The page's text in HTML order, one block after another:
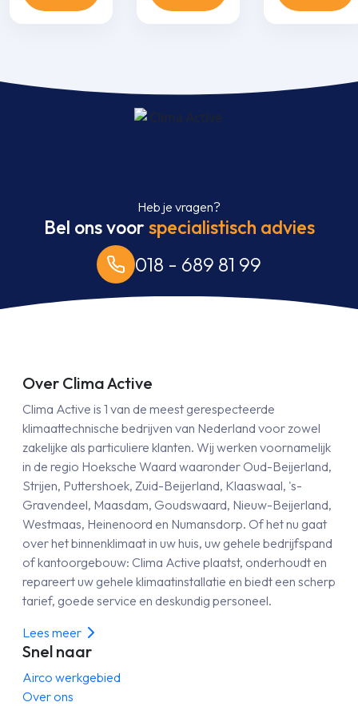
infrarood
infrarood
infrarood
Heb je vragen?
Bel ons voorspecialistisch advies
018 - 689 81 99
Over Clima Active
Clima Active is 1 van de meest gerespecteerde
klimaattechnische bedrijven van Nederland voor zowel
zakelijke als particuliere klanten. Wij werken voornamelijk
in de regio Hoeksche Waard waaronder Oud-Beijerland,
Strijen, Puttershoek, Zuid-Beijerland, Klaaswaal, 's-
Gravendeel, Maasdam, Goudswaard, Nieuw-Beijerland,
Westmaas, Heinenoord en Numansdorp. Of het nu gaat
over het binnenklimaat in uw huis, uw gehele bedrijfspand
of kantoorgebouw: Clima Active plaatst, onderhoudt en
repareert uw gehele klimaatinstallatie en biedt een scherp
tarief, goede service en deskundig personeel.
Lees meer
Snel naar
Airco werkgebied
Over ons